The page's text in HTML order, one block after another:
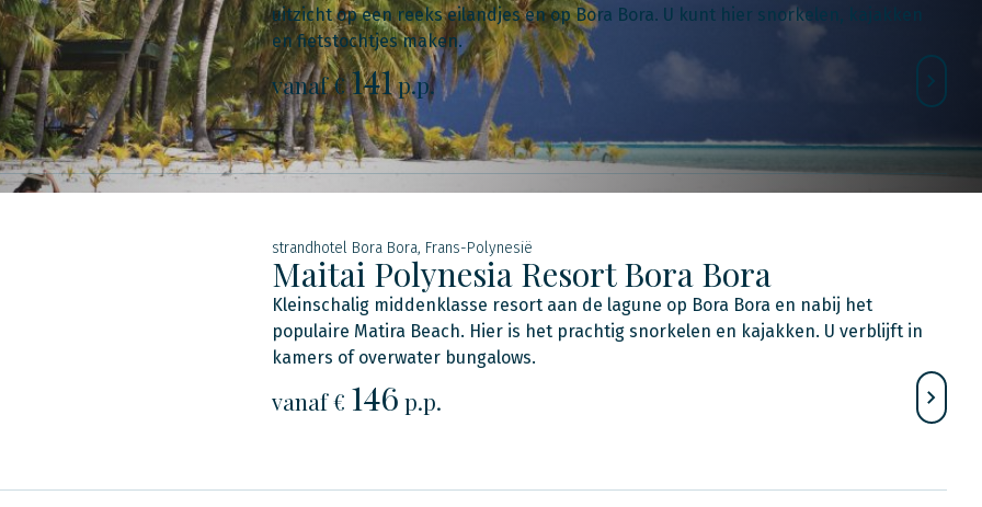
uitzicht op een reeks eilandjes en op Bora Bora. U kunt hier snorkelen, kajakken
en fietstochtjes maken.
vanaf €141p.p.
strandhotel Bora Bora, Frans-Polynesië
Maitai Polynesia Resort Bora Bora
Kleinschalig middenklasse resort aan de lagune op Bora Bora en nabij het
populaire Matira Beach. Hier is het prachtig snorkelen en kajakken. U verblijft in
kamers of overwater bungalows.
vanaf € 146 p.p.